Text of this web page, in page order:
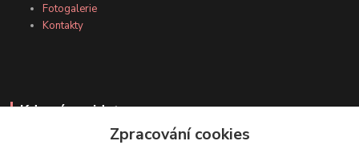
Fotogalerie
Kontakty
Kde nás najdete
Zpracování cookies